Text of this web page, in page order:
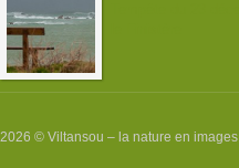
2026 © Viltansou – la nature en images.